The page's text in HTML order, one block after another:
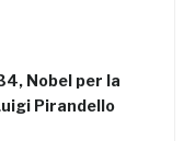
Nobel per la
Pirandello